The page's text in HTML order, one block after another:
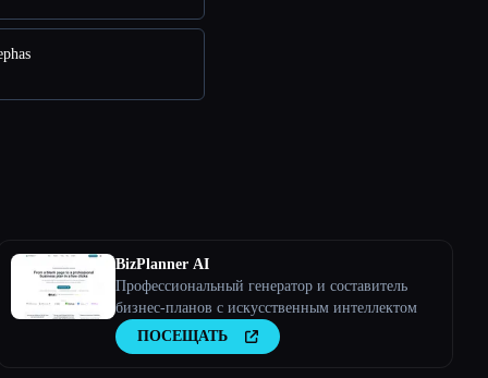
BizPlanner AI
Профессиональный генератор и составитель
бизнес-планов с искусственным интеллектом
ПОСЕЩАТЬ